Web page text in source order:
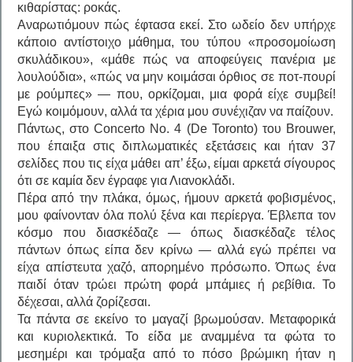
κιθαρίστας: ροκάς.
Αναρωτιόμουν πώς έφτασα εκεί. Στο ωδείο δεν υπήρχε
κάποιο αντίστοιχο μάθημα, του τύπου «προσομοίωση
σκυλάδικου», «μάθε πώς να αποφεύγεις πανέρια με
λουλούδια», «πώς να μην κοιμάσαι όρθιος σε ποτ-πουρί
με ρούμπες» — που, ορκίζομαι, μια φορά είχε συμβεί!
Εγώ κοιμόμουν, αλλά τα χέρια μου συνέχιζαν να παίζουν.
Πάντως, στο Concerto No. 4 (De Toronto) του Brouwer,
που έπαιξα στις διπλωματικές εξετάσεις και ήταν 37
σελίδες που τις είχα μάθει απ’ έξω, είμαι αρκετά σίγουρος
ότι σε καμία δεν έγραφε για Λιανοκλάδι.
Πέρα από την πλάκα, όμως, ήμουν αρκετά φοβισμένος,
μου φαίνονταν όλα πολύ ξένα και περίεργα. Έβλεπα τον
κόσμο που διασκέδαζε — όπως διασκέδαζε τέλος
πάντων όπως είπα δεν κρίνω — αλλά εγώ πρέπει να
είχα απίστευτα χαζό, απορημένο πρόσωπο. Όπως ένα
παιδί όταν τρώει πρώτη φορά μπάμιες ή ρεβίθια. Το
δέχεσαι, αλλά ζορίζεσαι.
Τα πάντα σε εκείνο το μαγαζί βρωμούσαν. Μεταφορικά
και κυριολεκτικά. Το είδα με αναμμένα τα φώτα το
μεσημέρι και τρόμαξα από το πόσο βρώμικη ήταν η